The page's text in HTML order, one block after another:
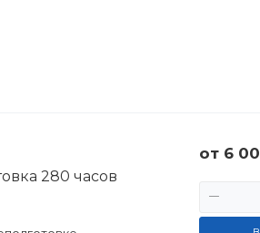
280 часов
от 6